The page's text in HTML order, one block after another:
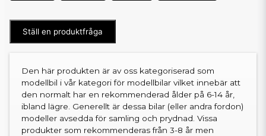
Ställ en produktfråga
Den här produkten är av oss kategoriserad som
modellbil i vår kategori för modellbilar vilket innebär att
den normalt har en rekommenderad ålder på 6-14 år,
ibland lägre. Generellt är dessa bilar (eller andra fordon)
modeller avsedda för samling och prydnad. Vissa
produkter som rekommenderas från 3-8 år men